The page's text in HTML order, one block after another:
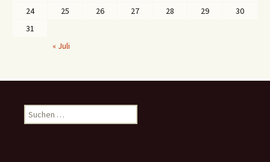
24
25 26 27 28 29
30
31
« Juli
u